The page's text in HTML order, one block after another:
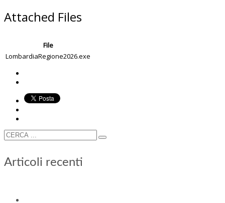
Attached Files
File
LombardiaRegione2026.exe
Articoli recenti